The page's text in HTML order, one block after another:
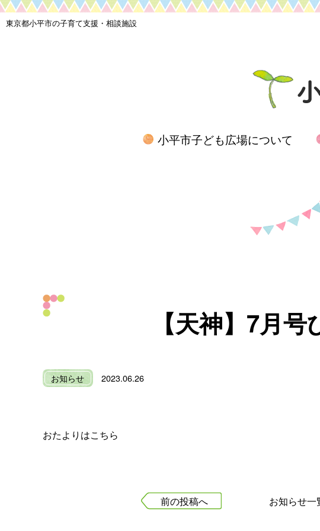
東京都小平市の子育て支援・相談施設
小平市子ども広場について
【天神】7月
お知らせ 2023.06.26
おたよりはこちら
前の投稿へ お知らせ一